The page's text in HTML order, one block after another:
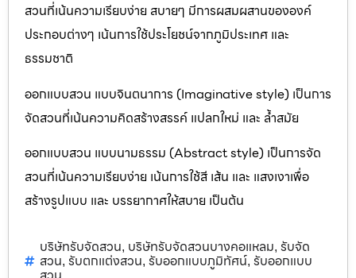
สวนที่เน้นความเรียบง่าย สบายๆ มีการผสมผสานขององค์
ประกอบต่างๆ เน้นการใช้ประโยชน์จากภูมิประเทศ และ
ธรรมชาติ
ออกแบบสวน แบบจินตนาการ (Imaginative style) เป็นการ
จัดสวนที่เน้นความคิดสร้างสรรค์ แปลกใหม่ และ ล้ำสมัย
ออกแบบสวน แบบนามธรรม (Abstract style) เป็นการจัด
สวนที่เน้นความเรียบง่าย เน้นการใช้สี เส้น และ แสงเงาเพื่อ
สร้างรูปแบบ และ บรรยากาศให้สบาย เป็นต้น
บริษัทรับจัดสวน, บริษัทรับจัดสวนบางคอแหลม, รับจัด
สวน, รับตกแต่งสวน, รับออกแบบภูมิทัศน์, รับออกแบบ